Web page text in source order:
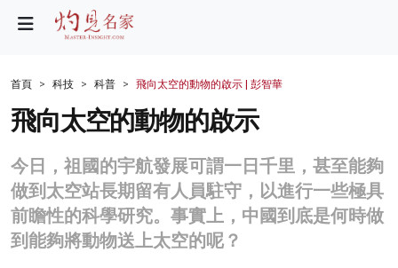
財經
生活
商業
科技
首頁 科技 科普 飛向太空的動物的啟示 | 彭智華
飛向太空的動物的啟示
今日，祖國的宇航發展可謂一日千里，甚至能夠
做到太空站長期留有人員駐守，以進行一些極具
前瞻性的科學研究。事實上，中國到底是何時做
到能夠將動物送上太空的呢？